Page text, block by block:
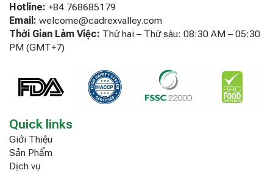
Hotline: +84 768685179
Email: welcome@cadrexvalley.com
Thời Gian Làm Việc: Thứ hai – Thứ sáu: 08:30 AM – 05:30
PM (GMT+7)
Quick links
Giới Thiệu
Sản Phẩm
Dịch vụ